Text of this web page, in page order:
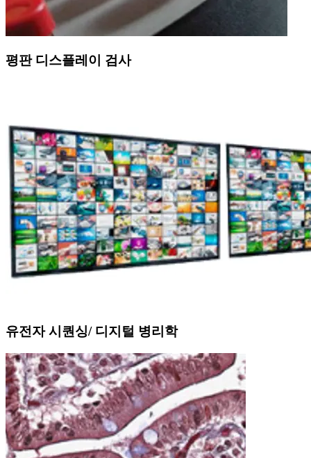
평판 디스플레이 검사
유전자 시퀀싱/ 디지털 병리학